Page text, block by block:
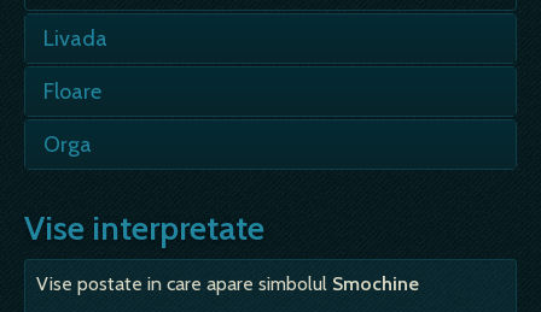
Livada
semn bun daca te visezi intr-o gradina, dar
fructelor. Daca sunt fructe multe si
verzi, trebuie sa…
Mai mult despre acest simbol: Dictionar de vise ~ Livada
Floare
lauda si inaltare in rang; daca rupi flori, e
flori frumoase, e semn bun, de mare
bucurie; daca sunt flori albe, vei…
Mai mult despre acest simbol: Dictionar de vise ~ Floare
Orga
ca a visa orga si muzica de orga inseamna
boala si necazuri in familie; Vezi - e semn
de bucurie; - o veche explicatie spune ca
asemenea vis prevesteste bucurie, mai ales daca doar
Vise interpretate
Vise postate in care apare simbolul Smochine